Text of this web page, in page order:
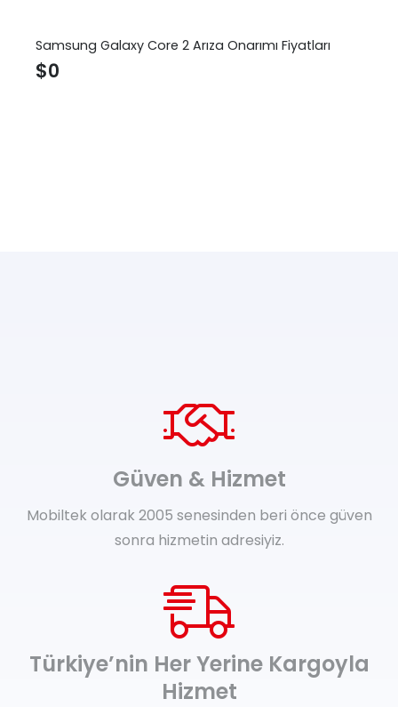
Samsung Galaxy Core 2 Arıza Onarımı Fiyatları
$0
Güven & Hizmet
Mobiltek olarak 2005 senesinden beri önce güven
sonra hizmetin adresiyiz.
Türkiye’nin Her Yerine Kargoyla
Hizmet